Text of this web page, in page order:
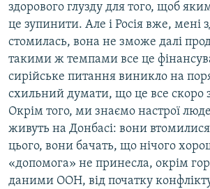
здорового глузду для того, щоб
це зупинити. Але і Росія вже, мені
стомилась, вона не зможе далі
такими ж темпами все це
сирійське питання виникло на
схильний думати, що це все скоро
Окрім того, ми знаємо настрої
живуть на Донбасі: вони втомилися
цього, вони бачать, що нічого
«допомога» не принесла, окрім
даними ООН, від початку